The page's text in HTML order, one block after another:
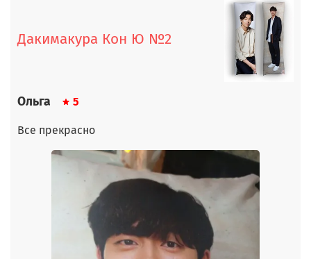
Дакимакура Кон Ю №2
Ольга 5
Все прекрасно